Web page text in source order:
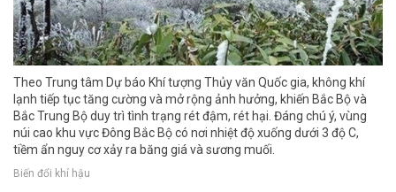
Theo Trung tâm Dự báo Khí tượng Thủy văn Quốc gia, không khí
lạnh tiếp tục tăng cường và mở rộng ảnh hưởng, khiến Bắc Bộ và
Bắc Trung Bộ duy trì tình trạng rét đậm, rét hại. Đáng chú ý, vùng
núi cao khu vực Đông Bắc Bộ có nơi nhiệt độ xuống dưới 3 độ C,
tiềm ẩn nguy cơ xảy ra băng giá và sương muối.
Biến đổi khí hậu